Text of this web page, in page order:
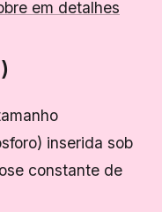
em detalhes
inserida sob
constante de